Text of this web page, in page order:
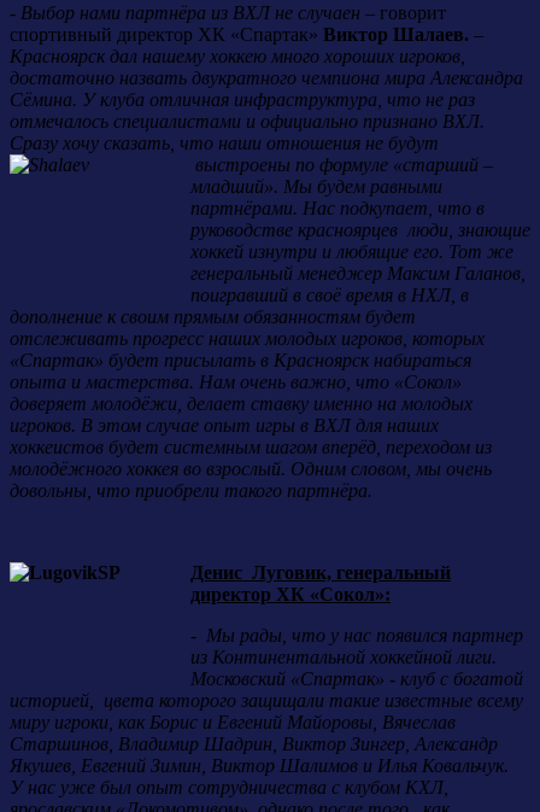
- Выбор нами партнёра из ВХЛ не случаен – говорит
спортивный директор ХК «Спартак» Виктор Шалаев. –
Красноярск дал нашему хоккею много хороших игроков,
достаточно назвать двукратного чемпиона мира Александра
Сёмина. У клуба отличная инфраструктура, что не раз
отмечалось специалистами и официально признано ВХЛ.
Сразу хочу сказать, что наши отношения не будут
выстроены по формуле «старший –
младший». Мы будем равными
партнёрами. Нас подкупает, что в
руководстве красноярцев люди, знающие
хоккей изнутри и любящие его. Тот же
генеральный менеджер Максим Галанов,
поигравший в своё время в НХЛ, в
дополнение к своим прямым обязанностям будет
отслеживать прогресс наших молодых игроков, которых
«Спартак» будет присылать в Красноярск набираться
опыта и мастерства. Нам очень важно, что «Сокол»
доверяет молодёжи, делает ставку именно на молодых
игроков. В этом случае опыт игры в ВХЛ для наших
хоккеистов будет системным шагом вперёд, переходом из
молодёжного хоккея во взрослый. Одним словом, мы очень
довольны, что приобрели такого партнёра.
Денис Луговик, генеральный
директор ХК «Сокол»:
- Мы рады, что у нас появился партнер
из Континентальной хоккейной лиги.
Московский «Спартак» - клуб с богатой
историей, цвета которого защищали такие известные всему
миру игроки, как Борис и Евгений Майоровы, Вячеслав
Старшинов, Владимир Шадрин, Виктор Зингер, Александр
Якушев, Евгений Зимин, Виктор Шалимов и Илья Ковальчук.
У нас уже был опыт сотрудничества с клубом КХЛ,